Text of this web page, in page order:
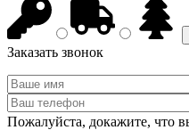
Заказать звонок
Пожалуйста, докажите, что